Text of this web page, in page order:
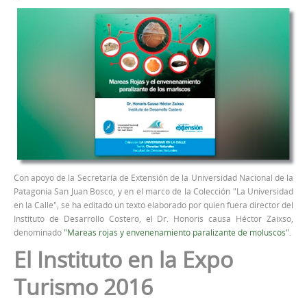
Con apoyo de la Secretaría de Extensión de la Universidad Nacional de la
Patagonia San Juan Bosco, y en el marco de la Colección "La Universidad
en la Calle", se ha editado un texto elaborado por quien fuera director del
Instituto de Desarrollo Costero, el Dr. Honoris causa Héctor Zaixso,
denominado"Mareas rojas y envenenamiento paralizante de moluscos"
El Instituto en la Expo
Turismo 2016